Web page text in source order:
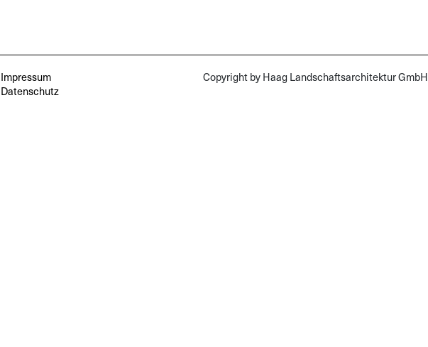
Impressum
Datenschutz
Copyright by Haag Landschaftsarchitektur GmbH